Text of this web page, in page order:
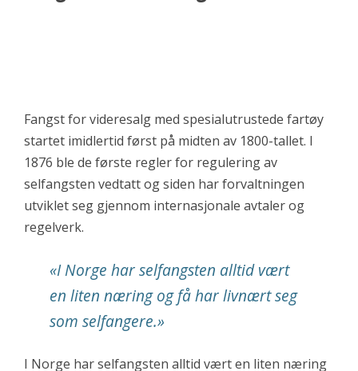
Fangst for videresalg med spesialutrustede fartøy
startet imidlertid først på midten av 1800-tallet. I
1876 ble de første regler for regulering av
selfangsten vedtatt og siden har forvaltningen
utviklet seg gjennom internasjonale avtaler og
regelverk.
«I Norge har selfangsten alltid vært
en liten næring og få har livnært seg
som selfangere.»
I Norge har selfangsten alltid vært en liten næring